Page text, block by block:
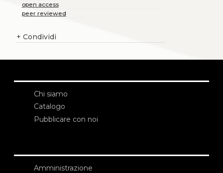
open access
peer reviewed
+ Condividi
Chi siamo
Catalogo
Pubblicare con noi
Amministrazione